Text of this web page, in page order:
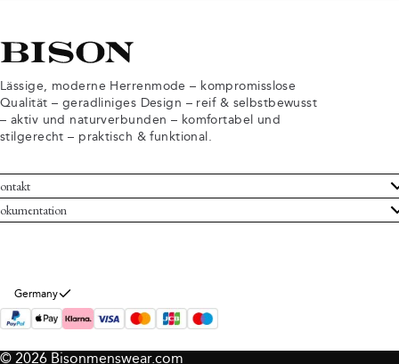
Lässige, moderne Herrenmode – kompromisslose
Qualität – geradliniges Design – reif & selbstbewusst
– aktiv und naturverbunden – komfortabel und
stilgerecht – praktisch & funktional.
Bison
Geschäftsbedingungen
Informationen
Germany
© 2026 Bisonmenswear.com